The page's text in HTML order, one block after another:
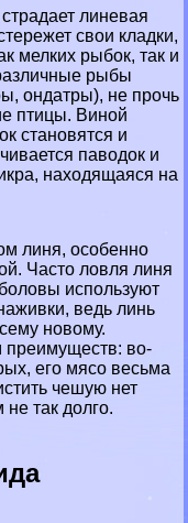
линевая
свои кладки,
мелких рыбок, так и
рыбы
, ондатры), не прочь
птицы. Виной
становятся и
паводок и
находящаяся на
линя, особенно
Часто ловля линя
используют
ведь линь
новому.
преимуществ: во-
его мясо весьма
чешую нет
так долго.